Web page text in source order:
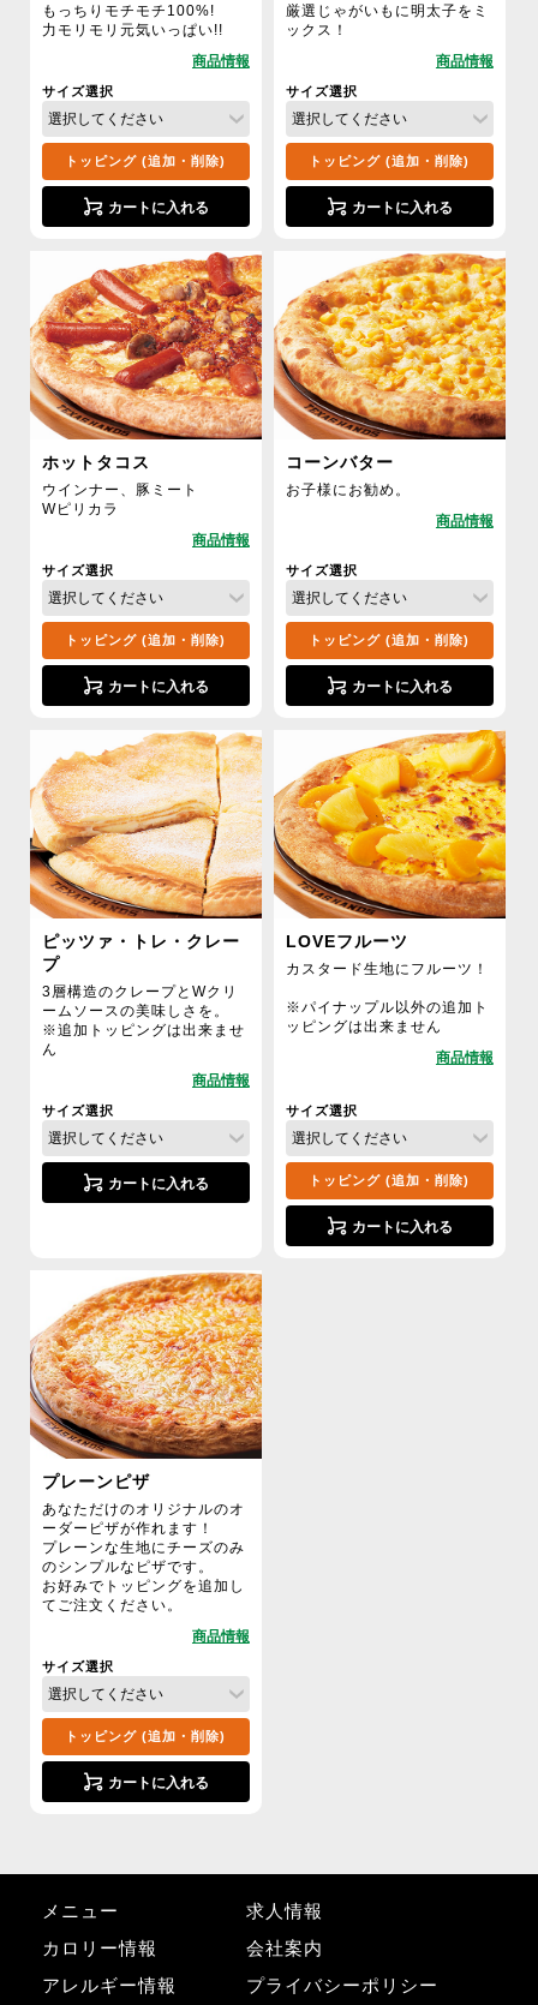
もっちりモチモチ100%!
力モリモリ元気いっぱい!!
サイズ選択
トッピング (追加・削除)
カートに入れる
厳選じゃがいもに明太子をミ
ックス！
サイズ選択
トッピング (追加・削除)
カートに入れる
ホットタコス
ウインナー、豚ミート
Wピリカラ
サイズ選択
トッピング (追加・削除)
カートに入れる
コーンバター
お子様にお勧め。
サイズ選択
トッピング (追加・削除)
カートに入れる
ピッツァ・トレ・クレー
プ
3層構造のクレープとWクリ
ームソースの美味しさを。
※追加トッピングは出来ませ
ん
サイズ選択
カートに入れる
LOVEフルーツ
カスタード生地にフルーツ！
※パイナップル以外の追加ト
ッピングは出来ません
サイズ選択
トッピング (追加・削除)
カートに入れる
プレーンピザ
あなただけのオリジナルのオ
ーダーピザが作れます！
プレーンな生地にチーズのみ
のシンプルなピザです。
お好みでトッピングを追加し
てご注文ください。
サイズ選択
トッピング (追加・削除)
カートに入れる
メニュー
カロリー情報
アレルギー情報
求人情報
会社案内
プライバシーポリシー